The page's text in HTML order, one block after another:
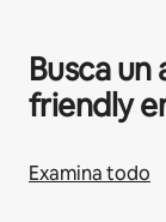
Busca
friendly
Examina todo